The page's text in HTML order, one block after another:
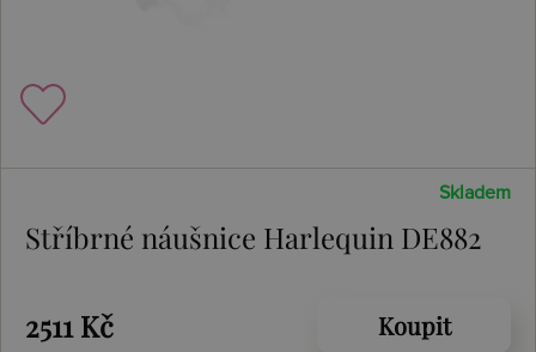
Skladem
Stříbrné náušnice Harlequin DE882
2511 Kč Koupit